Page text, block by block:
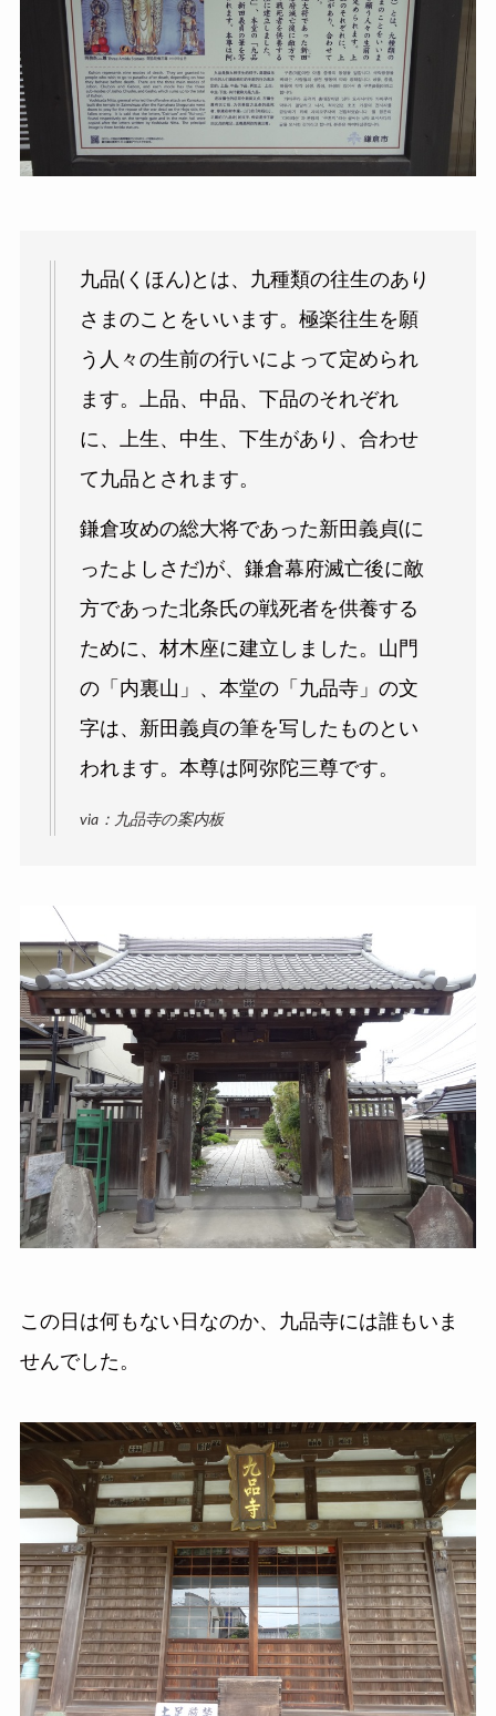
九品(くほん)とは、九種類の往生のあり
さまのことをいいます。極楽往生を願
う人々の生前の行いによって定められ
ます。上品、中品、下品のそれぞれ
に、上生、中生、下生があり、合わせ
て九品とされます。
鎌倉攻めの総大将であった新田義貞(に
ったよしさだ)が、鎌倉幕府滅亡後に敵
方であった北条氏の戦死者を供養する
ために、材木座に建立しました。山門
の「内裏山」、本堂の「九品寺」の文
字は、新田義貞の筆を写したものとい
われます。本尊は阿弥陀三尊です。
via：九品寺の案内板
この日は何もない日なのか、九品寺には誰もいま
せんでした。